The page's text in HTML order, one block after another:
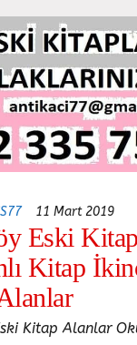
11 Mart 2019
Eski Kitap
Kitap
Kitap Alanlar